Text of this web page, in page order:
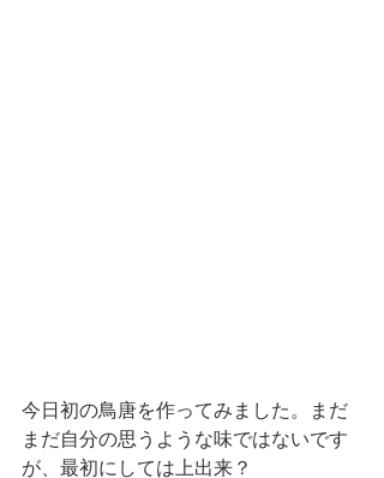
今日初の鳥唐を作ってみました。まだ
まだ自分の思うような味ではないです
が、最初にしては上出来？